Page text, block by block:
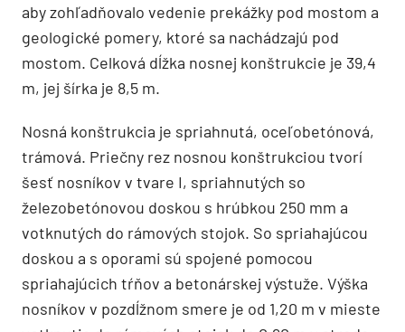
aby zohľadňovalo vedenie prekážky pod mostom a
geologické pomery, ktoré sa nachádzajú pod
mostom. Celková dĺžka nosnej konštrukcie je 39,4
m, jej šírka je 8,5 m.
Nosná konštrukcia je spriahnutá, oceľobetónová,
trámová. Priečny rez nosnou konštrukciou tvorí
šesť nosníkov v tvare I, spriahnutých so
železobetónovou doskou s hrúbkou 250 mm a
votknutých do rámových stojok. So spriahajúcou
doskou a s oporami sú spojené pomocou
spriahajúcich tŕňov a betonárskej výstuže. Výška
nosníkov v pozdĺžnom smere je od 1,20 m v mieste